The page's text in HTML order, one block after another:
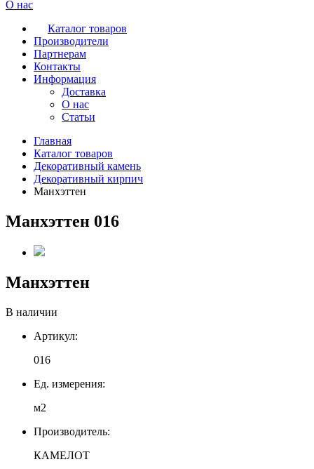
О нас
Каталог товаров
Производители
Партнерам
Контакты
Информация
Доставка
О нас
Статьи
Главная
Каталог товаров
Декоративный камень
Декоративный кирпич
Манхэттен
Манхэттен 016
Манхэттен
В наличии
Артикул:
016
Ед. измерения:
м2
Производитель:
КАМЕЛОТ